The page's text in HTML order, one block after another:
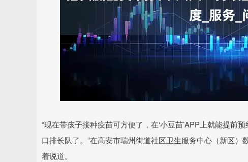
“现在带孩子接种疫苗可方便了，在‘小豆苗’APP上就能提前
口排长队了。”在高安市瑞州街道社区卫生服务中心（新区
着说道。